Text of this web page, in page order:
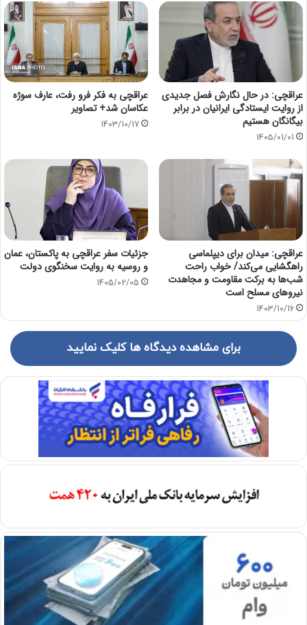
عراقچی: در حال نگارش فصل جدیدی
از روایت ایستادگی ایرانیان در برابر
بیگانگان هستیم
1405/01/01
عراقچی به فکر فرو رفت، عارف سوژه
عکاسان شد+ تصاویر
1403/10/17
عراقچی: میدان برای دیپلماسی
راهگشایی می‌کند/ خواب راحت
شب‌ها به برکت مقاومت و مجاهدت
نیروهای مسلح است
1403/10/16
جزئیات سفر عراقچی به پاکستان، عمان
و روسیه به روایت سخنگوی دولت
1405/02/05
برای مشاهده دیدگاه ها کلیک نمایید